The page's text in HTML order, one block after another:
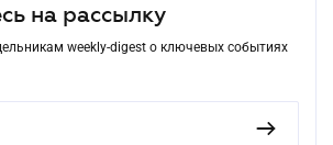
на рассылку
weekly-digest о ключевых событиях